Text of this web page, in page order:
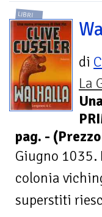
LIBRI
di
La
pag. -
Giugno 1035.
colonia
superstiti